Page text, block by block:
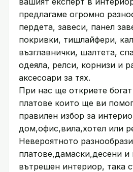
предлагаме огромно
пердета, завеси, панел
покривки, тишлайфери,
възглавнички, шалтета,
одеяла, релси, корнизи и
аксесоари за тях.
При нас ще откриете
платове които ще ви
правилен избор за
дом,офис,вила,хотел или
Невероятното
платове,дамаски,десени и
вътрешен интериор, така